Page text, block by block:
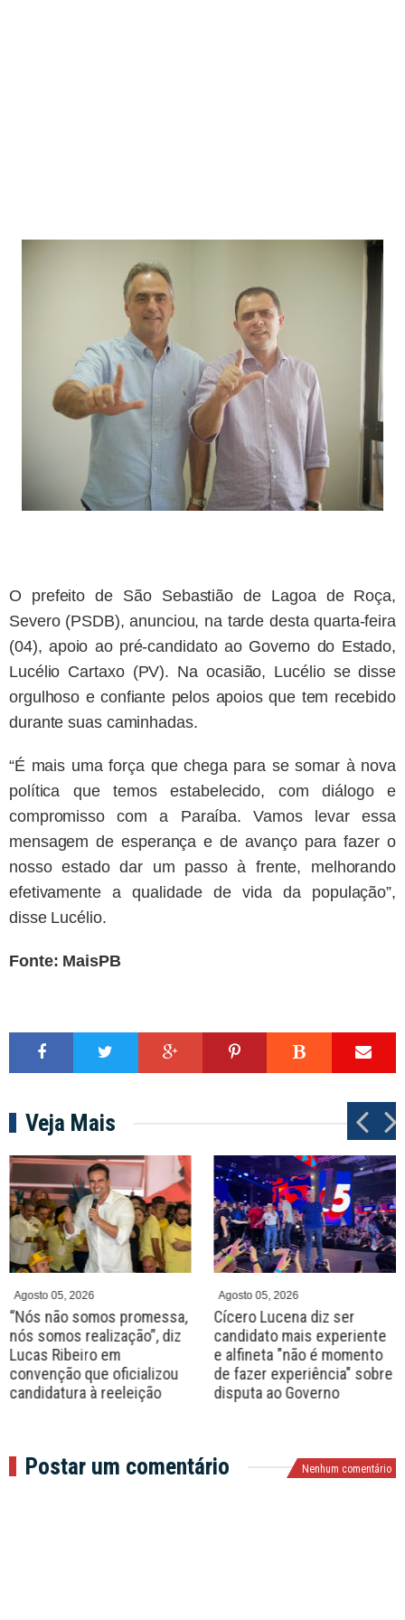
O prefeito de São Sebastião de Lagoa de Roça,
Severo (PSDB), anunciou, na tarde desta quarta-feira
(04), apoio ao pré-candidato ao Governo do Estado,
Lucélio Cartaxo (PV). Na ocasião, Lucélio se disse
orgulhoso e confiante pelos apoios que tem recebido
durante suas caminhadas.
“É mais uma força que chega para se somar à nova
política que temos estabelecido, com diálogo e
compromisso com a Paraíba. Vamos levar essa
mensagem de esperança e de avanço para fazer o
nosso estado dar um passo à frente, melhorando
efetivamente a qualidade de vida da população”,
disse Lucélio.
Fonte: MaisPB
Veja Mais
Agosto 05, 2026
“Nós não somos promessa,
nós somos realização”, diz
Lucas Ribeiro em
convenção que oficializou
candidatura à reeleição
Agosto 05, 2026
Cícero Lucena diz ser
candidato mais experiente
e alfineta "não é momento
de fazer experiência" sobre
disputa ao Governo
P
r
e
v
N
e
x
t
Postar um comentário Nenhum comentário